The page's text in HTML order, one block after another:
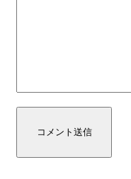
コメント送信